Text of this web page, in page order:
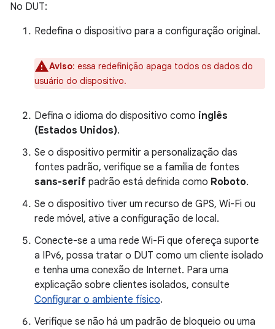
No DUT:
Redefina o dispositivo para a configuração original.
Aviso: essa redefinição apaga todos os dados do
usuário do dispositivo.
Defina o idioma do dispositivo como inglês
(Estados Unidos).
Se o dispositivo permitir a personalização das
fontes padrão, verifique se a família de fontes
sans-serif padrão está definida como Roboto.
Se o dispositivo tiver um recurso de GPS, Wi-Fi ou
rede móvel, ative a configuração de local.
Conecte-se a uma rede Wi-Fi que ofereça suporte
a IPv6, possa tratar o DUT como um cliente isolado
e tenha uma conexão de Internet. Para uma
explicação sobre clientes isolados, consulte
Configurar o ambiente físico.
Verifique se não há um padrão de bloqueio ou uma